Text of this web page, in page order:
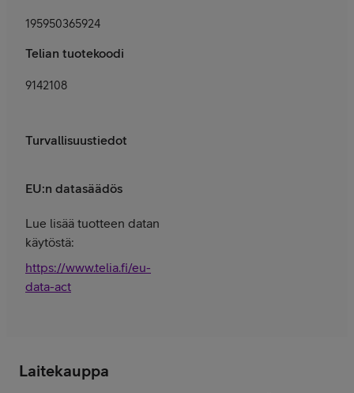
195950365924
Telian tuotekoodi
9142108
Turvallisuustiedot
EU:n datasäädös
Lue lisää tuotteen datan
käytöstä:
https://www.telia.fi/eu-
data-act
Laitekauppa